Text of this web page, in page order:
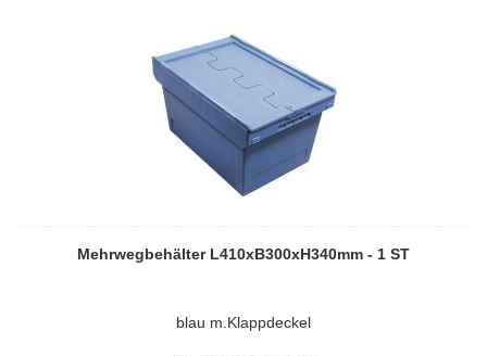
Mehrwegbehälter L410xB300xH340mm - 1 ST
blau m.Klappdeckel